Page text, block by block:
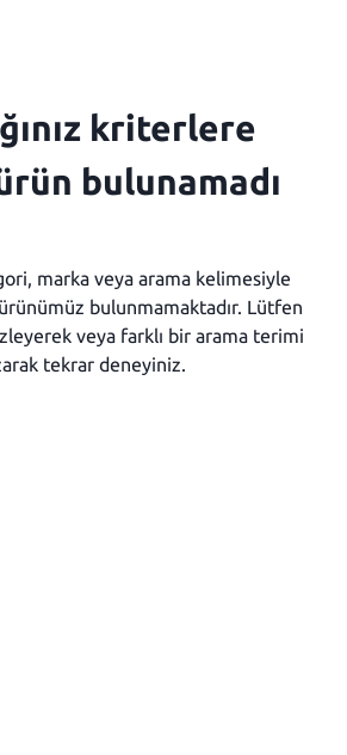
kriterlere
bulunamadı
marka veya arama kelimesiyle
bulunmamaktadır. Lütfen
veya farklı bir arama terimi
tekrar deneyiniz.